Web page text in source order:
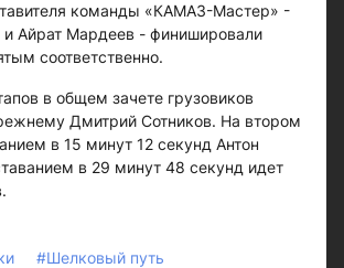
команды «КАМАЗ-Мастер» -
и Айрат Мардеев - финишировали
соответственно.
в общем зачете грузовиков
Дмитрий Сотников. На втором
в 15 минут 12 секунд Антон
в 29 минут 48 секунд идет
#Шелковый путь